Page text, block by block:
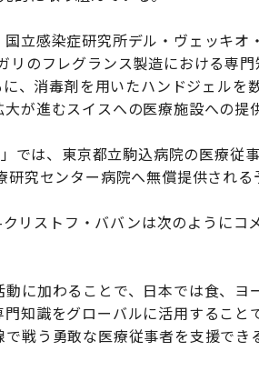
立感染症研究所デル・ヴェッキオ
のフレグランス製造における専
消毒剤を用いたハンドジェルを
が進むスイスへの医療施設への提
では、東京都立駒込病院の医療従
究センター病院へ無償提供される
リストフ・ババンは次のようにコ
に加わることで、日本では食、ヨ
知識をグローバルに活用すること
戦う勇敢な医療従事者を支援でき